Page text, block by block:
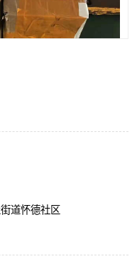
道怀德社区